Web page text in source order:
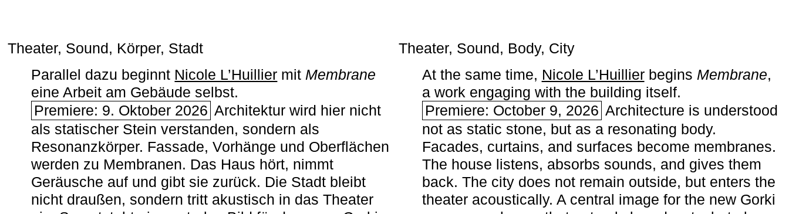
Theater, Sound, Körper, Stadt
Parallel dazu beginnt Nicole L’Huillier mit ­ Membrane
eine Arbeit am Gebäude selbst.
Premiere: 9. Oktober 2026 Architektur wird hier nicht
als statischer Stein verstanden, sondern als
Resonanzkörper. Fassade, Vorhänge und Oberflächen
werden zu Membranen. Das Haus hört, nimmt
Geräusche auf und gibt sie zurück. Die Stadt bleibt
nicht draußen, sondern tritt akustisch in das Theater
Theater, Sound, Body, City
At the same time, Nicole L’Huillierbegins ­ Membrane,
a work engaging with the building itself.
Premiere: October 9, 2026 Architecture is understood
not as static stone, but as a resonating body.
Facades, curtains, and surfaces become membranes.
The house listens, absorbs sounds, and gives them
back. The city does not remain outside, but enters the
theater acoustically. A central image for the new Gorki